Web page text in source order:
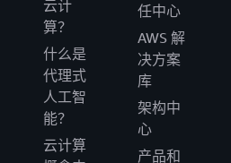
云计
算？
什么是
代理式
人工智
能？
云计算
任中心
AWS 解
决方案
库
架构中
心
产品和